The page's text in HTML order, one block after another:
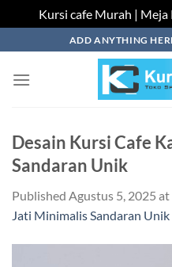
Kursi cafe Murah | Meja
to
content
ADD ANYTHING
Desain Kursi Cafe
Sandaran Unik
Published Agustus 5, 2025 at
Jati Minimalis Sandaran Unik